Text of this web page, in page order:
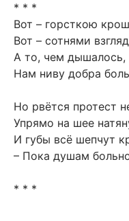
* * *
Вот – горсткою
Вот – сотнями
А то, чем дышалось,
Нам ниву добра
Но рвётся протест
Упрямо на шее
И губы всё шепчут
– Пока душам
* * *